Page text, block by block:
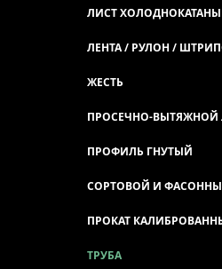
ЛИСТ
ЛЕНТА / РУЛОН /
ЖЕСТЬ
ПРОСЕЧНО-ВЫТЯЖНОЙ
ПРОФИЛЬ ГНУТЫЙ
СОРТОВОЙ И
ПРОКАТ
ТРУБА